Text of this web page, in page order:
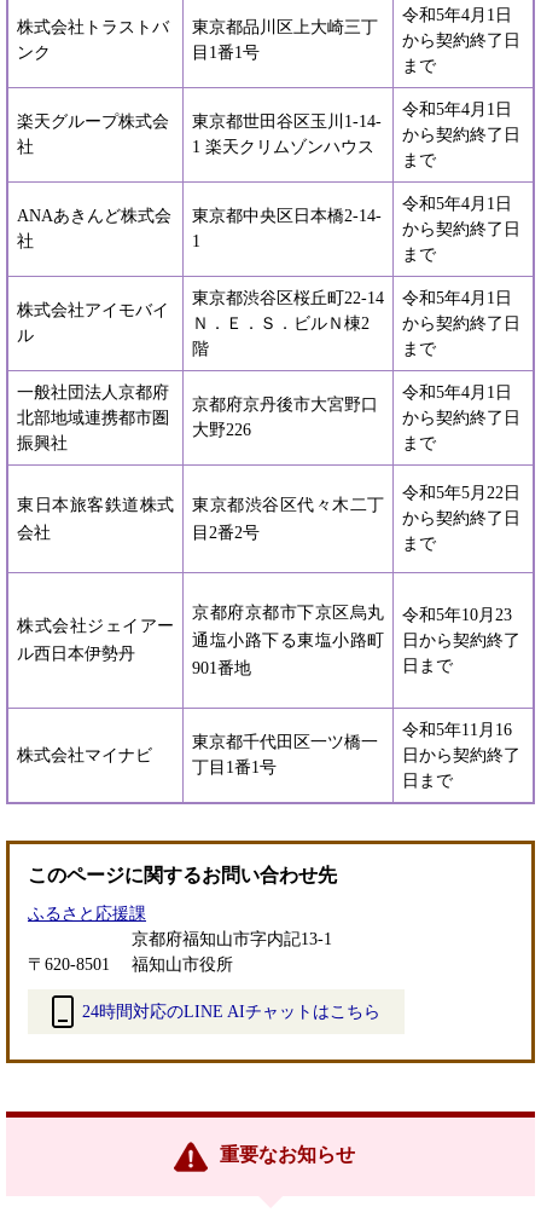
株式会社トラストバ
ンク
東京都品川区上大崎三丁
目1番1号
令和5年4月1日
から契約終了日
まで
楽天グループ株式会
社
東京都世田谷区玉川1-14-
1 楽天クリムゾンハウス
令和5年4月1日
から契約終了日
まで
ANAあきんど株式会
社
東京都中央区日本橋2-14-
1
令和5年4月1日
から契約終了日
まで
株式会社アイモバイ
ル
東京都渋谷区桜丘町22-14
Ｎ．Ｅ．Ｓ．ビルＮ棟2
階
令和5年4月1日
から契約終了日
まで
一般社団法人京都府
北部地域連携都市圏
振興社
京都府京丹後市大宮野口
大野226
令和5年4月1日
から契約終了日
まで
東日本旅客鉄道株式
会社
東京都渋谷区代々木二丁
目2番2号
令和5年5月22日
から契約終了日
まで
株式会社ジェイアー
ル西日本伊勢丹
京都府京都市下京区烏丸
通塩小路下る東塩小路町
901番地
令和5年10月23
日から契約終了
日まで
株式会社マイナビ
東京都千代田区一ツ橋一
丁目1番1号
令和5年11月16
日から契約終了
日まで
このページに関するお問い合わせ先
ふるさと応援課
〒620-8501
京都府福知山市字内記13-1
福知山市役所
24時間対応のLINE AIチャットはこちら
リ
重要なお知らせ